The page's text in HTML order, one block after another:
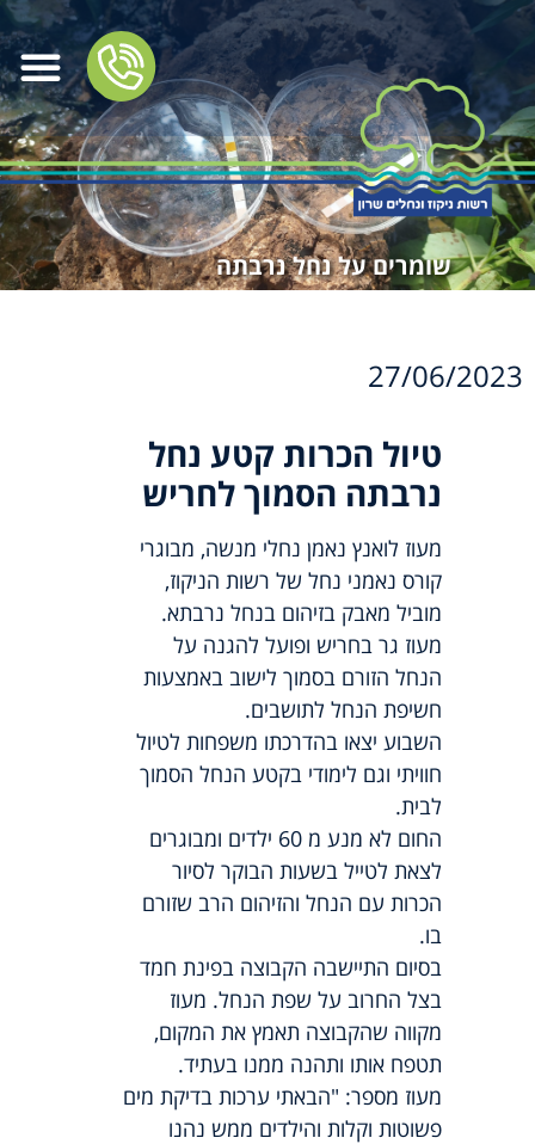
שומרים על נחל נרבתה
27/06/2023
טיול הכרות קטע נחל
נרבתה הסמוך לחריש
מעוז לואנץ נאמן נחלי מנשה, מבוגרי
קורס נאמני נחל של רשות הניקוז,
מוביל מאבק בזיהום בנחל נרבתא.
מעוז גר בחריש ופועל להגנה על
הנחל הזורם בסמוך לישוב באמצעות
חשיפת הנחל לתושבים.
השבוע יצאו בהדרכתו משפחות לטיול
חוויתי וגם לימודי בקטע הנחל הסמוך
לבית.
החום לא מנע מ 60 ילדים ומבוגרים
לצאת לטייל בשעות הבוקר לסיור
הכרות עם הנחל והזיהום הרב שזורם
בו.
בסיום התיישבה הקבוצה בפינת חמד
בצל החרוב על שפת הנחל. מעוז
מקווה שהקבוצה תאמץ את המקום,
תטפח אותו ותהנה ממנו בעתיד.
מעוז מספר: "הבאתי ערכות בדיקת מים
פשוטות וקלות והילדים ממש נהנו